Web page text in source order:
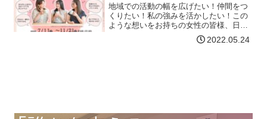
地域での活動の幅を広げたい！仲間をつ
くりたい！私の強みを活かしたい！この
ような想いをお持ちの女性の皆様、日ご
ろの想いや経験を活かして、自分も地域
も幸せにするチカラを身につけません
2022.05.24